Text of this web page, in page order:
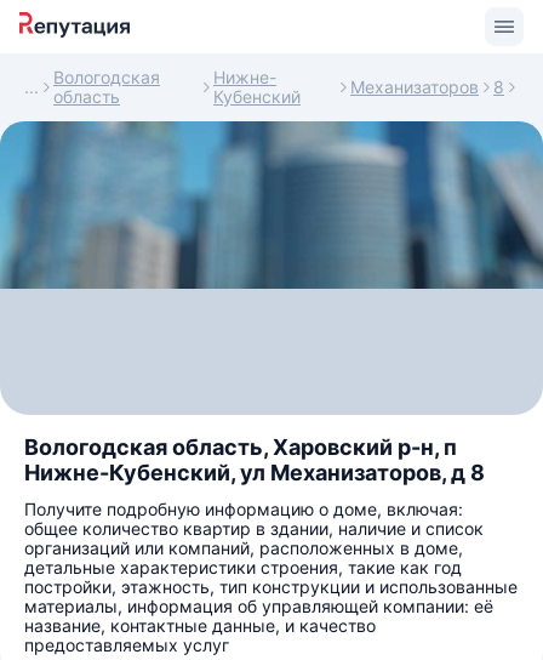
Вологодская
область
Нижне-
Кубенский
Механизаторов 8
Вологодская область, Харовский р-н, п
Нижне-Кубенский, ул Механизаторов, д 8
Получите подробную информацию о доме, включая:
общее количество квартир в здании, наличие и список
организаций или компаний, расположенных в доме,
детальные характеристики строения, такие как год
постройки, этажность, тип конструкции и использованные
материалы, информация об управляющей компании: её
название, контактные данные, и качество
предоставляемых услуг